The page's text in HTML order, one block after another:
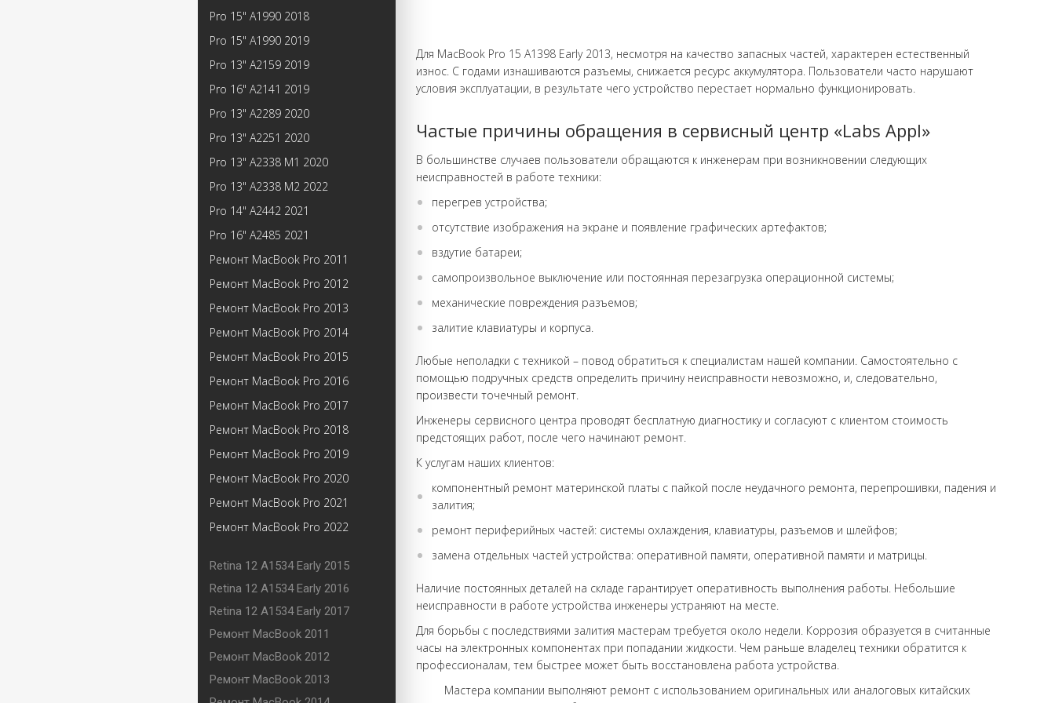
Pro 15" А1990 2018
Pro 15" А1990 2019
Pro 13" А2159 2019
Pro 16" А2141 2019
Pro 13" А2289 2020
Pro 13" А2251 2020
Pro 13" А2338 M1 2020
Pro 13" А2338 M2 2022
Pro 14" А2442 2021
Pro 16" А2485 2021
Ремонт MacBook Pro 2011
Ремонт MacBook Pro 2012
Ремонт MacBook Pro 2013
Ремонт MacBook Pro 2014
Ремонт MacBook Pro 2015
Ремонт MacBook Pro 2016
Ремонт MacBook Pro 2017
Ремонт MacBook Pro 2018
Ремонт MacBook Pro 2019
Ремонт MacBook Pro 2020
Ремонт MacBook Pro 2021
Ремонт MacBook Pro 2022
Retina 12 A1534 Early 2015
Retina 12 A1534 Early 2016
Retina 12 A1534 Early 2017
Ремонт MacBook 2011
Ремонт MacBook 2012
Ремонт MacBook 2013
Для MacBook Pro 15 А1398 Early 2013, несмотря на качество запасных частей, характерен естественный
износ. С годами изнашиваются разъемы, снижается ресурс аккумулятора. Пользователи часто нарушают
условия эксплуатации, в результате чего устройство перестает нормально функционировать.
Частые причины обращения в сервисный центр «Labs Appl»
В большинстве случаев пользователи обращаются к инженерам при возникновении следующих
неисправностей в работе техники:
перегрев устройства;
отсутствие изображения на экране и появление графических артефактов;
вздутие батареи;
самопроизвольное выключение или постоянная перезагрузка операционной системы;
механические повреждения разъемов;
залитие клавиатуры и корпуса.
Любые неполадки с техникой – повод обратиться к специалистам нашей компании. Самостоятельно с
помощью подручных средств определить причину неисправности невозможно, и, следовательно,
произвести точечный ремонт.
Инженеры сервисного центра проводят бесплатную диагностику и согласуют с клиентом стоимость
предстоящих работ, после чего начинают ремонт.
К услугам наших клиентов:
компонентный ремонт материнской платы с пайкой после неудачного ремонта, перепрошивки, падения и
залития;
ремонт периферийных частей: системы охлаждения, клавиатуры, разъемов и шлейфов;
замена отдельных частей устройства: оперативной памяти, оперативной памяти и матрицы.
Наличие постоянных деталей на складе гарантирует оперативность выполнения работы. Небольшие
неисправности в работе устройства инженеры устраняют на месте.
Для борьбы с последствиями залития мастерам требуется около недели. Коррозия образуется в считанные
часы на электронных компонентах при попадании жидкости. Чем раньше владелец техники обратится к
профессионалам, тем быстрее может быть восстановлена работа устройства.
Мастера компании выполняют ремонт с использованием оригинальных или аналоговых китайских